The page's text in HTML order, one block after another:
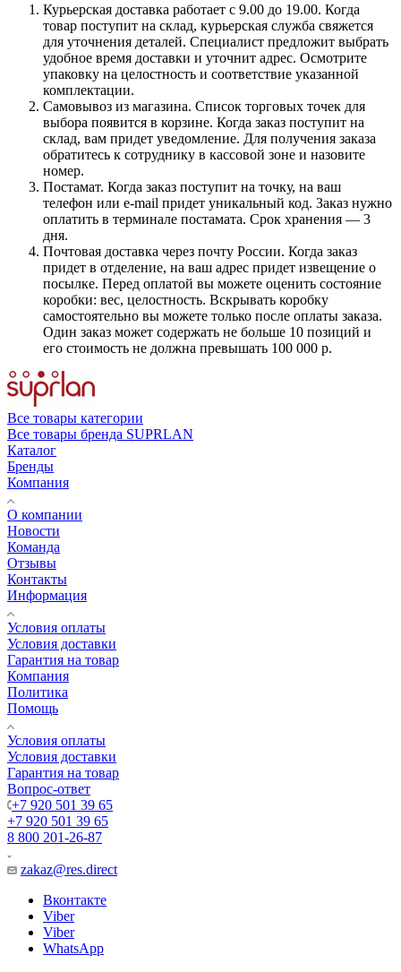
Курьерская доставка работает с 9.00 до 19.00. Когда
товар поступит на склад, курьерская служба свяжется
для уточнения деталей. Специалист предложит выбрать
удобное время доставки и уточнит адрес. Осмотрите
упаковку на целостность и соответствие указанной
комплектации.
Самовывоз из магазина. Список торговых точек для
выбора появится в корзине. Когда заказ поступит на
склад, вам придет уведомление. Для получения заказа
обратитесь к сотруднику в кассовой зоне и назовите
номер.
Постамат. Когда заказ поступит на точку, на ваш
телефон или e-mail придет уникальный код. Заказ нужно
оплатить в терминале постамата. Срок хранения — 3
дня.
Почтовая доставка через почту России. Когда заказ
придет в отделение, на ваш адрес придет извещение о
посылке. Перед оплатой вы можете оценить состояние
коробки: вес, целостность. Вскрывать коробку
самостоятельно вы можете только после оплаты заказа.
Один заказ может содержать не больше 10 позиций и
его стоимость не должна превышать 100 000 р.
Все товары категории
Все товары бренда SUPRLAN
Каталог
Бренды
Компания
О компании
Новости
Команда
Отзывы
Контакты
Информация
Условия оплаты
Условия доставки
Гарантия на товар
Компания
Политика
Помощь
Условия оплаты
Условия доставки
Гарантия на товар
Вопрос-ответ
+7 920 501 39 65
+7 920 501 39 65
8 800 201-26-87
zakaz@res.direct
Вконтакте
Viber
Viber
WhatsApp